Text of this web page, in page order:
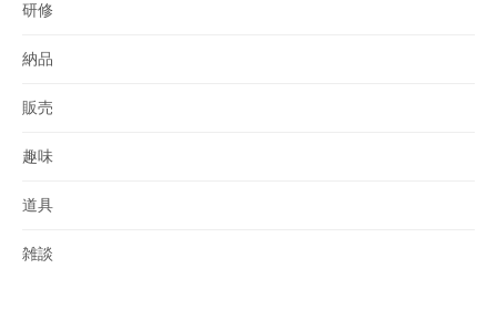
研修
納品
販売
趣味
道具
雑談